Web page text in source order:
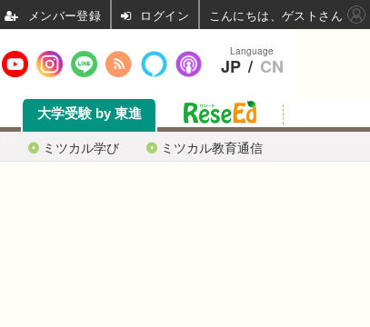
ミツカル学び ミツカル教育通信
大学受験 by 東進
Language
JP / CN
ログイン こんにちは、ゲストさん